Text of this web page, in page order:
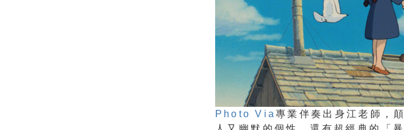
Photo Via 專業伴奏出身江老師，